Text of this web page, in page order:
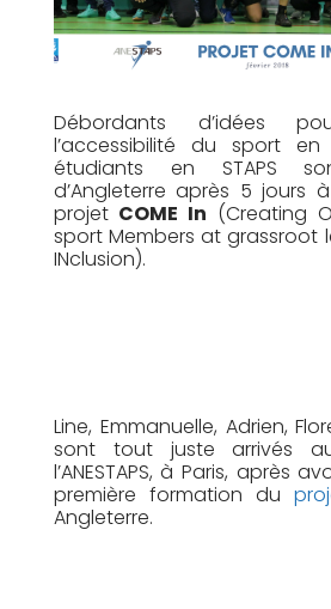
Débordants d’idées
l’accessibilité du sport
étudiants en STAPS
d’Angleterre après 5 jours
projet COME In (Creating
sport Members at grassroot
INclusion).
Line, Emmanuelle, Adrien,
sont tout juste arrivés
l’ANESTAPS, à Paris, après
première formation du
Angleterre.